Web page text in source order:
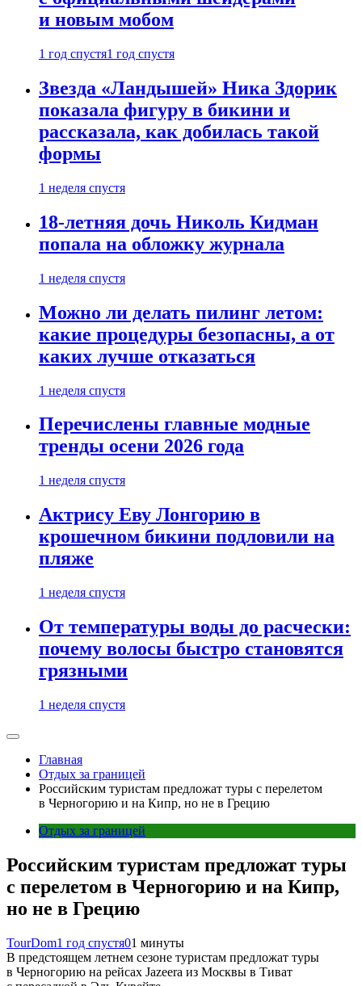
и новым мобом
1 год спустя1 год спустя
Звезда «Ландышей» Ника Здорик
показала фигуру в бикини и
рассказала, как добилась такой
формы
1 неделя спустя
18-летняя дочь Николь Кидман
попала на обложку журнала
1 неделя спустя
Можно ли делать пилинг летом:
какие процедуры безопасны, а от
каких лучше отказаться
1 неделя спустя
Перечислены главные модные
тренды осени 2026 года
1 неделя спустя
Актрису Еву Лонгорию в
крошечном бикини подловили на
пляже
1 неделя спустя
От температуры воды до расчески:
почему волосы быстро становятся
грязными
1 неделя спустя
Главная
Отдых за границей
Российским туристам предложат туры с перелетом
в Черногорию и на Кипр, но не в Грецию
Отдых за границей
Российским туристам предложат туры
с перелетом в Черногорию и на Кипр,
но не в Грецию
TourDom1 год спустя01 минуты
В предстоящем летнем сезоне туристам предложат туры
в Черногорию на рейсах Jazeera из Москвы в Тиват